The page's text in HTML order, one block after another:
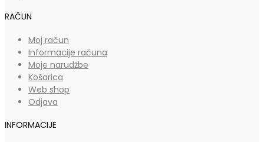
RAČUN
Moj račun
Informacije računa
Moje narudžbe
Košarica
Web shop
Odjava
INFORMACIJE